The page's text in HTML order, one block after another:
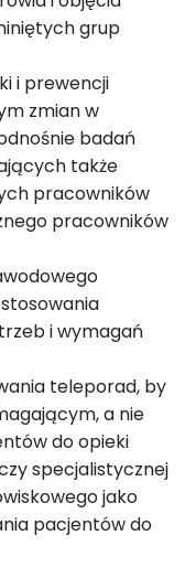
grup
i prewencji
zmian w
badań
także
pracowników
pracowników
i wymagań
teleporad, by
a nie
do opieki
specjalistycznej
jako
pacjentów do